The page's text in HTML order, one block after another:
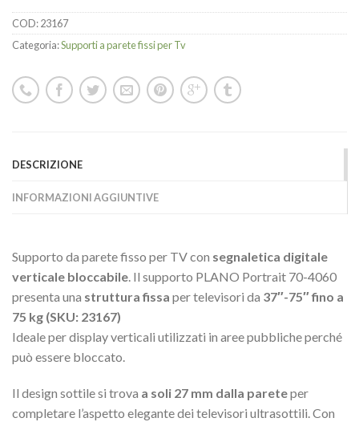
COD:23167
Categoria:Supporti a parete fissi per Tv
DESCRIZIONE
INFORMAZIONI AGGIUNTIVE
Supporto da parete fisso per TV con segnaletica digitale
verticale bloccabile. Il supporto PLANO Portrait 70-4060
presenta una struttura fissa per televisori da 37″-75″ fino a
75 kg (SKU: 23167)
Ideale per display verticali utilizzati in aree pubbliche perché
può essere bloccato.
Il design sottile si trova a soli 27 mm dalla pareteper
completare l’aspetto elegante dei televisori ultrasottili. Con